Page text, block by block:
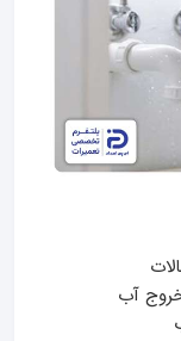
آب